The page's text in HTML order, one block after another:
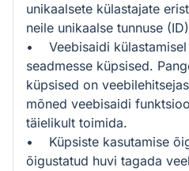
unikaalsete külastajate
neile unikaalse tunnuse
• Veebisaidi külastamisel
seadmesse küpsised.
küpsised on
mõned veebisaidi
täielikult toimida.
• Küpsiste kasutamise
õigustatud huvi tagada